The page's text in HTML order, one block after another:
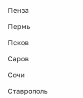
Пенза
Пермь
Псков
Саров
Сочи
Ставрополь